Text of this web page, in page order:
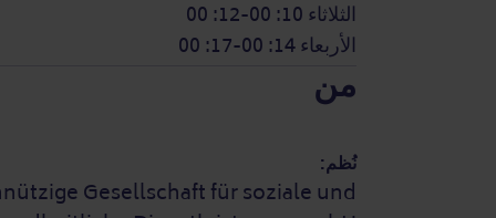
الثلاثاء 10: 00-12: 00
الأربعاء 14: 00-17: 00
من
نُظم:
Gesellschaft für soziale und